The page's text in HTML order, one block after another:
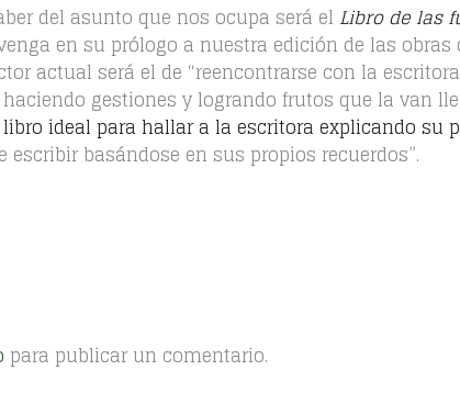
del asunto que nos ocupa será el Libro de las
en su prólogo a nuestra edición de las obras
actual será el de “reencontrarse con la
gestiones y logrando frutos que la van
libro ideal para hallar a la escritora explicando su
basándose en sus propios recuerdos”.
para publicar un comentario.